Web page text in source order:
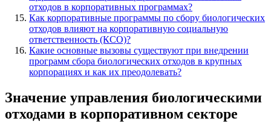
отходов в корпоративных программах?
Как корпоративные программы по сбору биологических
отходов влияют на корпоративную социальную
ответственность (КСО)?
Какие основные вызовы существуют при внедрении
программ сбора биологических отходов в крупных
корпорациях и как их преодолевать?
Значение управления биологическими
отходами в корпоративном секторе